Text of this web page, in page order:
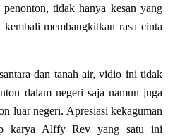
tidak hanya kesan yang
kembali membangkitkan rasa cinta
dan tanah air, vidio ini tidak
dalam negeri saja namun juga
luar negeri. Apresiasi kekaguman
karya Alffy Rev yang satu ini